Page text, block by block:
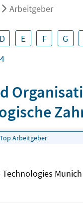
Arbeitgeber
D E F G
4
Top Arbeitgeber
Munich